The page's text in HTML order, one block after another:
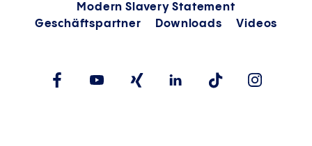
Modern Slavery Statement
Geschäftspartner
Downloads Videos